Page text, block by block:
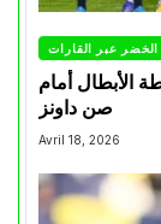
الخضر عبر القارات
الأبطال أمام
صن داونز
Avril 18, 2026